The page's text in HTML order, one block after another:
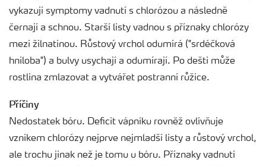
vykazují symptomy vadnutí s chlorózou a následně
černají a schnou. Starší listy vadnou s příznaky chlorózy
mezi žilnatinou. Růstový vrchol odumírá ("srdéčková
hniloba") a bulvy usychají a odumírají. Po dešti může
rostlina zmlazovat a vytvářet postranní růžice.
Příčiny
Nedostatek bóru. Deficit vápníku rovněž ovlivňuje
vznikem chlorózy nejprve nejmladší listy a růstový vrchol,
ale trochu jinak než je tomu u bóru. Příznaky vadnutí